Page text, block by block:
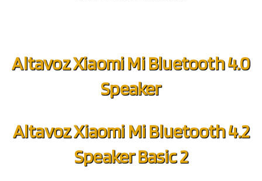
Altavoz Xiaomi Mi Bluetooth 4.0
Speaker
Altavoz Xiaomi Mi Bluetooth 4.2
Speaker Basic 2